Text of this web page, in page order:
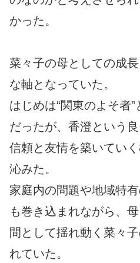
かった。
菜々子の母としての成
な軸となっていた。
はじめは“関東のよそ者
だったが、香澄という
信頼と友情を築いてい
沁みた。
家庭内の問題や地域特
も巻き込まれながら、
間として揺れ動く菜々
れていた。